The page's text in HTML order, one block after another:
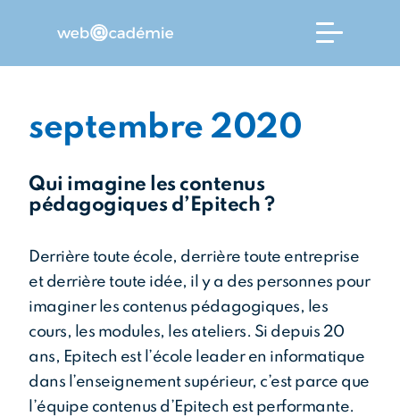
L’école
formation
la
entreprises
septembre 2020
Qui imagine les contenus
pédagogiques d’Epitech ?
Derrière toute école, derrière toute entreprise
et derrière toute idée, il y a des personnes pour
imaginer les contenus pédagogiques, les
cours, les modules, les ateliers. Si depuis 20
ans, Epitech est l’école leader en informatique
dans l’enseignement supérieur, c’est parce que
l’équipe contenus d’Epitech est performante.